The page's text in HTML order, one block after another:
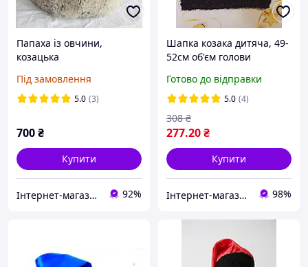
Папаха із овчини,
козацька
Під замовлення
5.0 (3)
700₴
Купити
Інтернет-магазин ГЕТЬМАН 92%
Шапка козака дитяча, 49-
52см об'єм голови
Готово до відправки
5.0 (4)
277.20₴
308 ₴
Купити
Інтернет-магазин "InFine" 98%